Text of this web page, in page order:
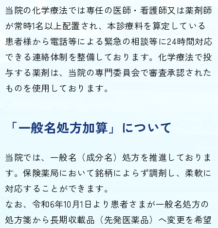
当院の化学療法では専任の医師・看護師又は薬剤師
が常時1名以上配置され、本診療料を算定している
患者様から電話等による緊急の相談等に24時間対応
できる連絡体制を整備しております。化学療法で投
与する薬剤は、当院の専門委員会で審査承認された
ものを使用しております。
「一般名処方加算」について
当院では、一般名（成分名）処方を推進しておりま
す。保険薬局において銘柄によらず調剤し、柔軟に
対応することができます。
なお、令和6年10月1日より患者さまが一般名処方の
処方箋から長期収載品（先発医薬品）へ変更を希望